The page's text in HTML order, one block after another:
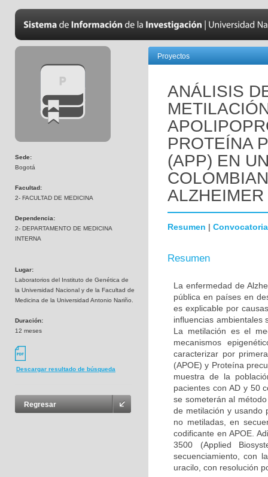
Sede:
Bogotá
Facultad:
2- FACULTAD DE MEDICINA
Dependencia:
2- DEPARTAMENTO DE MEDICINA
INTERNA
Lugar:
Laboratorios del Instituto de Genética de
la Universidad Nacional y de la Facultad de
Medicina de la Universidad Antonio Nariño.
Duración:
12 meses
Descargar resultado de búsqueda
Regresar
Proyectos
ANÁLISIS
PROTEÍNA
(APP) EN
ALZHEIMER
Resumen | Convocatoria
Resumen
La enfermedad de
pública en países en
es explicable por
influencias ambientales
La metilación es el
mecanismos
caracterizar por
(APOE) y Proteína
muestra de la
pacientes con AD y 50
se someterán al
de metilación y usando
no metiladas, en
codificante en APOE.
3500 (Applied
secuenciamiento, con
uracilo, con resolución